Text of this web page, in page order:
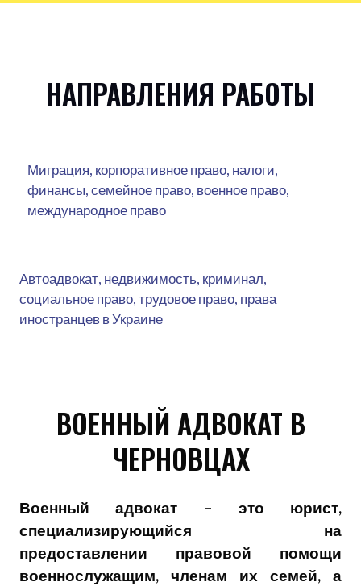
НАПРАВЛЕНИЯ РАБОТЫ
Миграция, корпоративное право, налоги,
финансы, семейное право, военное право,
международное право
Автоадвокат, недвижимость, криминал,
социальное право, трудовое право, права
иностранцев в Украине
ВОЕННЫЙ АДВОКАТ В
ЧЕРНОВЦАХ
Военный адвокат – это юрист,
специализирующийся на
предоставлении правовой помощи
военнослужащим, членам их семей, а